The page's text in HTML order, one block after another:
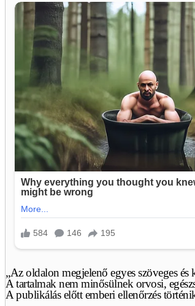
„Az oldalon megjelenő egyes szöveges és
A tartalmak nem minősülnek orvosi,
A publikálás előtt emberi ellenőrzés